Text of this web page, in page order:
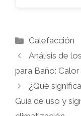
Categorías
Calefacción
Análisis de
para Baño:
¿Qué
Guía de uso y